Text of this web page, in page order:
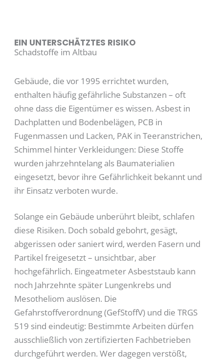
EIN UNTERSCHÄTZTES RISIKO
Schadstoffe im Altbau
Gebäude, die vor 1995 errichtet wurden,
enthalten häufig gefährliche Substanzen – oft
ohne dass die Eigentümer es wissen. Asbest in
Dachplatten und Bodenbelägen, PCB in
Fugenmassen und Lacken, PAK in Teeranstrichen,
Schimmel hinter Verkleidungen: Diese Stoffe
wurden jahrzehntelang als Baumaterialien
eingesetzt, bevor ihre Gefährlichkeit bekannt und
ihr Einsatz verboten wurde.
Solange ein Gebäude unberührt bleibt, schlafen
diese Risiken. Doch sobald gebohrt, gesägt,
abgerissen oder saniert wird, werden Fasern und
Partikel freigesetzt – unsichtbar, aber
hochgefährlich. Eingeatmeter Asbeststaub kann
noch Jahrzehnte später Lungenkrebs und
Mesotheliom auslösen. Die
Gefahrstoffverordnung (GefStoffV) und die TRGS
519 sind eindeutig: Bestimmte Arbeiten dürfen
ausschließlich von zertifizierten Fachbetrieben
durchgeführt werden. Wer dagegen verstößt,